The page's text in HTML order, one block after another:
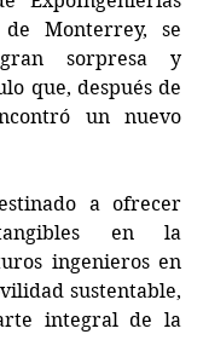
Monterrey, se
sorpresa y
que, después de
un nuevo
a ofrecer
en la
ingenieros en
sustentable,
integral de la